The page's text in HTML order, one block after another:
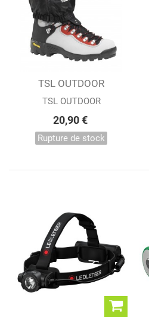
TSL OUTDOOR
GUETRES COURTES
STOPALL
TSL OUTDOOR
20,90 €
Rupture de stock